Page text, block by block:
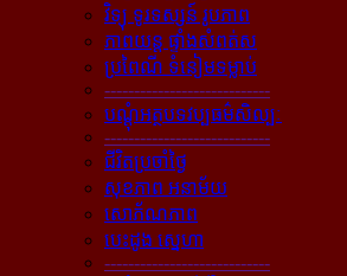
វិទ្យុ ទូរទស្សន៍ រូបភាព
ភាពយន្ដ ផ្ទាំងសំពត់ស
ប្រពៃណី ទំនៀមទម្លាប់
----------------------------
បណ្ដុំអត្ថបទវប្បធម៌សិល្បៈ
----------------------------
ជីវិតប្រចាំថ្ងៃ
សុខភាព អនាម័យ
សោភ័ណភាព
បេះដូង ស្នេហា
----------------------------